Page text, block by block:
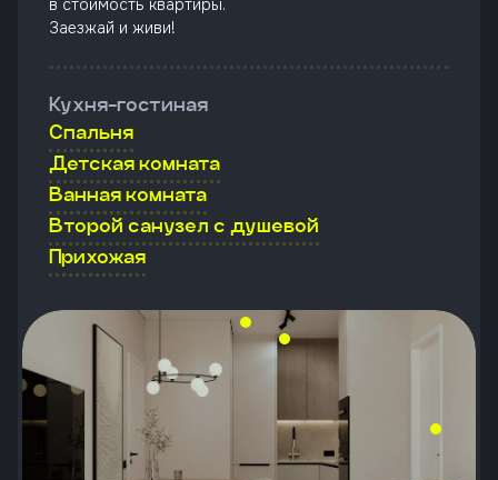
в стоимость квартиры.
Заезжай и живи!
Кухня-гостиная
Спальня
Детская комната
Ванная комната
Второй санузел с душевой
Прихожая